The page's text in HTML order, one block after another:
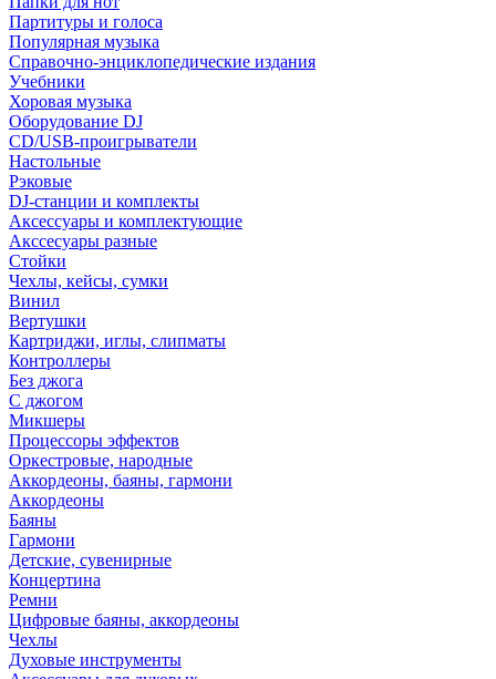
Партитуры и голоса
Популярная музыка
Справочно-энциклопедические издания
Учебники
Хоровая музыка
Оборудование DJ
CD/USB-проигрыватели
Настольные
Рэковые
DJ-станции и комплекты
Аксессуары и комплектующие
Акссесуары разные
Стойки
Чехлы, кейсы, сумки
Винил
Вертушки
Картриджи, иглы, слипматы
Контроллеры
Без джога
С джогом
Микшеры
Процессоры эффектов
Оркестровые, народные
Аккордеоны, баяны, гармони
Аккордеоны
Баяны
Гармони
Детские, сувенирные
Концертина
Ремни
Цифровые баяны, аккордеоны
Чехлы
Духовые инструменты